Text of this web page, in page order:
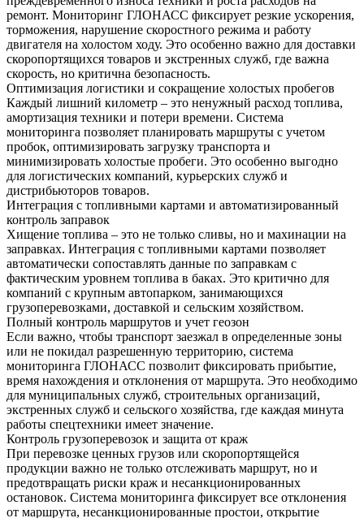
ремонт. Мониторинг ГЛОНАСС фиксирует резкие ускорения,
торможения, нарушение скоростного режима и работу
двигателя на холостом ходу. Это особенно важно для доставки
скоропортящихся товаров и экстренных служб, где важна
скорость, но критична безопасность.
Оптимизация логистики и сокращение холостых пробегов
Каждый лишний километр – это ненужный расход топлива,
амортизация техники и потери времени. Система
мониторинга позволяет планировать маршруты с учетом
пробок, оптимизировать загрузку транспорта и
минимизировать холостые пробеги. Это особенно выгодно
для логистических компаний, курьерских служб и
дистрибьюторов товаров.
Интеграция с топливными картами и автоматизированный
контроль заправок
Хищение топлива – это не только сливы, но и махинации на
заправках. Интеграция с топливными картами позволяет
автоматически сопоставлять данные по заправкам с
фактическим уровнем топлива в баках. Это критично для
компаний с крупным автопарком, занимающихся
грузоперевозками, доставкой и сельским хозяйством.
Полный контроль маршрутов и учет геозон
Если важно, чтобы транспорт заезжал в определенные зоны
или не покидал разрешенную территорию, система
мониторинга ГЛОНАСС позволит фиксировать прибытие,
время нахождения и отклонения от маршрута. Это необходимо
для муниципальных служб, строительных организаций,
экстренных служб и сельского хозяйства, где каждая минута
работы спецтехники имеет значение.
Контроль грузоперевозок и защита от краж
При перевозке ценных грузов или скоропортящейся
продукции важно не только отслеживать маршрут, но и
предотвращать риски краж и несанкционированных
остановок. Система мониторинга фиксирует все отклонения
от маршрута, несанкционированные простои, открытие